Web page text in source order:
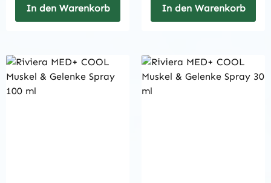
In den Warenkorb In den Warenkorb